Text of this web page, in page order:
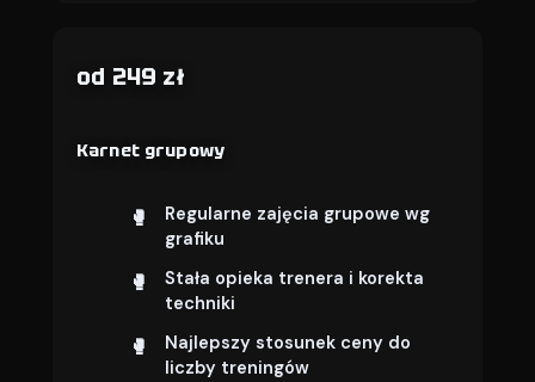
od 249 zł
Karnet grupowy
Regularne zajęcia grupowe wg
grafiku
Stała opieka trenera i korekta
techniki
Najlepszy stosunek ceny do
liczby treningów